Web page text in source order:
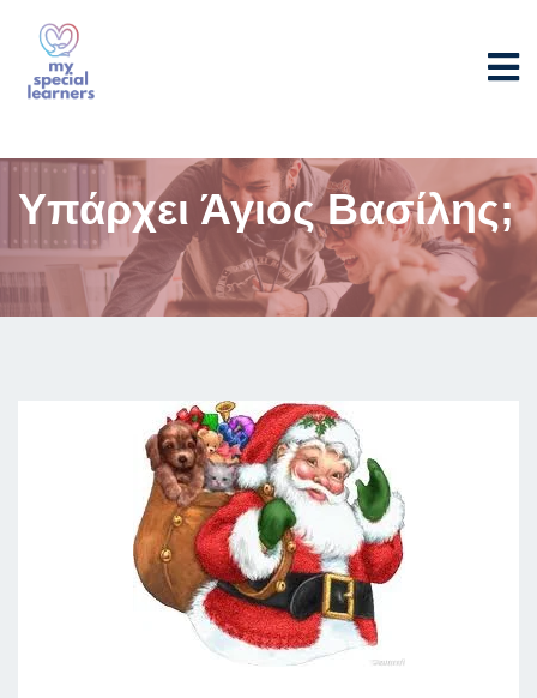
Υπάρχει Άγιος Βασίλης;